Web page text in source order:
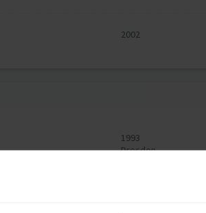
2002
1993
Dresden